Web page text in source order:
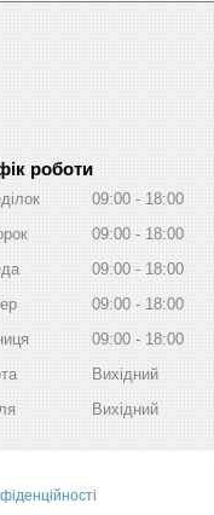
роботи
09:00
18:00
09:00
18:00
09:00
18:00
09:00
18:00
09:00
18:00
Вихідний
Вихідний